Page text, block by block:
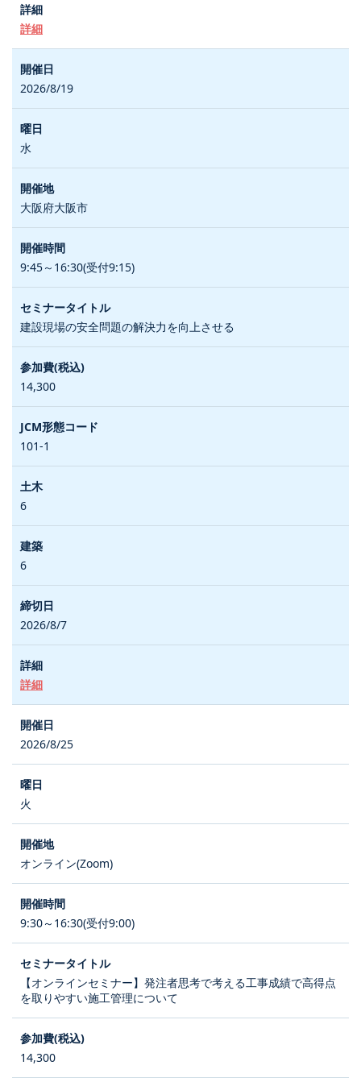
詳細
2026/8/19
水
大阪府大阪市
9:45～16:30(受付9:15)
建設現場の安全問題の解決力を向上させる
14,300
101-1
6
6
2026/8/7
詳細
2026/8/25
火
オンライン(Zoom)
9:30～16:30(受付9:00)
【オンラインセミナー】発注者思考で考える工事成績で高得点
を取りやすい施工管理について
14,300